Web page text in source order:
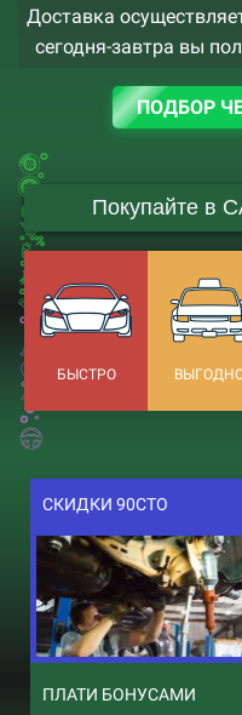
Доставка
сегодня-завтра вы
ПОДБОР
Покупайте в
БЫСТРО
СКИДКИ 90СТО
ПЛАТИ БОНУСАМИ